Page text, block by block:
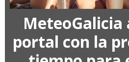
MeteoGalicia
portal con la